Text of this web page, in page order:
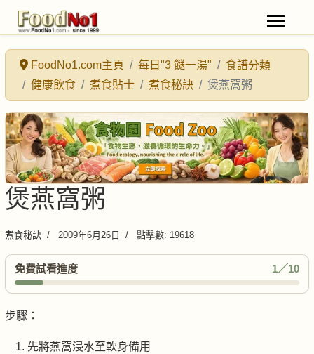
FoodNo1.com主頁 每日"3 餸一湯"
食譜分類
健康飲食
煮食貼士 煮食秘訣 煲燕窩粥
煲燕窩粥
煮食秘訣 2009年6月26日 點擊數: 19618
免費試看進度 1／10
步驟：
先將燕窩浸水至軟身備用